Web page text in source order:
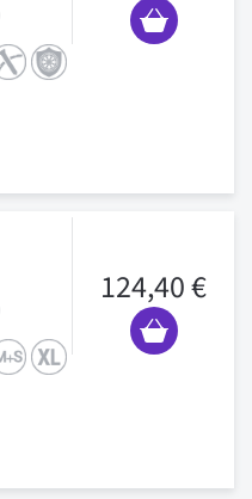
124,40 €